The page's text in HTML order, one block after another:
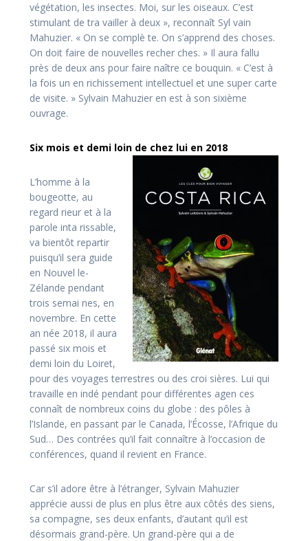
végétation, les insectes. Moi, sur les oiseaux. C’est
stimulant de tra­ vailler à deux », reconnaît Syl­ vain
Mahuzier. « On se complè­ te. On s’apprend des choses.
On doit faire de nouvelles recher­ ches. » Il aura fallu
près de deux ans pour faire naître ce bouquin. « C’est à
la fois un en­ richissement intellectuel et une super carte
de visite. » Sylvain Mahuzier en est à son sixième
ouvrage.
Six mois et demi loin de chez lui en 2018
L’homme à la
bougeotte, au
regard rieur et à la
parole inta­ rissable,
va bientôt repartir
puisqu’il sera guide
en Nouvel­ le­
Zélande pendant
trois semai­ nes, en
novembre. En cette
an­ née 2018, il aura
passé six mois et
demi loin du Loiret,
pour des voyages terrestres ou des croi­ sières. Lui qui
travaille en indé­ pendant pour différentes agen­ ces
connaît de nombreux coins du globe : des pôles à
l’Islande, en passant par le Canada, l’Écosse, l’Afrique du
Sud… Des contrées qu’il fait connaître à l’occasion de
conférences, quand il revient en France.
Car s’il adore être à l’étranger, Sylvain Mahuzier
apprécie aussi de plus en plus être aux côtés des siens,
sa compagne, ses deux enfants, d’autant qu’il est
désormais grand-­père. Un grand­-père qui a de